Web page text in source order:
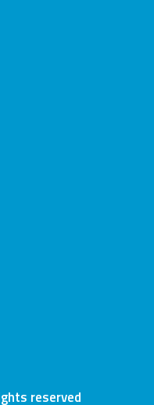
reserved